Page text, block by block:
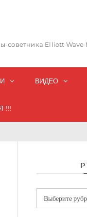
советника Elliott Wave
ВИДЕО
!!!